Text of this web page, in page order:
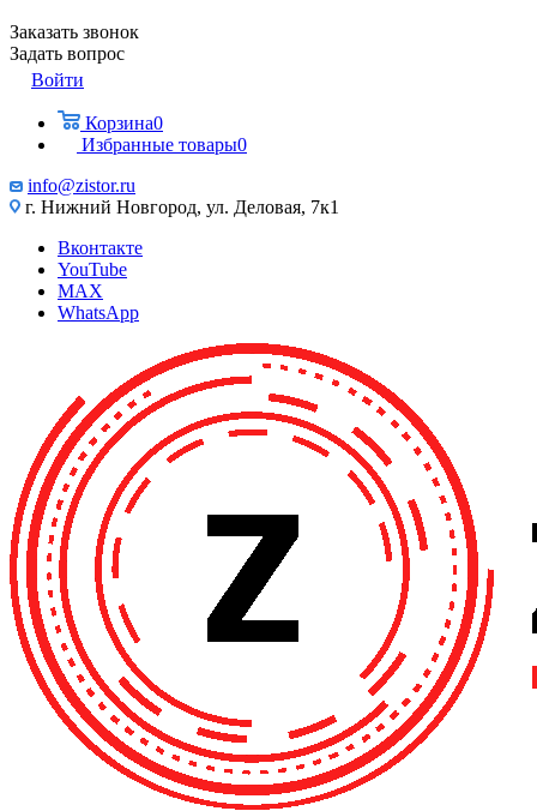
Заказать звонок
Задать вопрос
Войти
Корзина0
Избранные товары0
info@zistor.ru
г. Нижний Новгород, ул. Деловая, 7к1
Вконтакте
YouTube
MAX
WhatsApp